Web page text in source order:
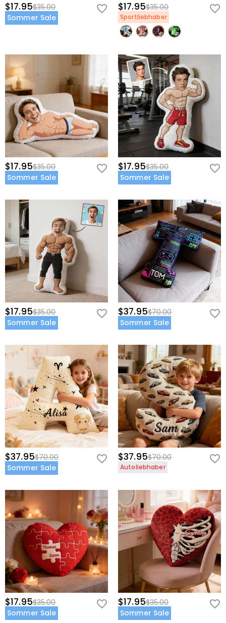
$17.95$35.00
Sommer Sale
$17.95$35.00
Sportliebhaber
$17.95$35.00
Sommer Sale
$17.95$35.00
Sommer Sale
$17.95$35.00
Sommer Sale
$37.95$70.00
Sommer Sale
$37.95$70.00
Sommer Sale
$37.95$70.00
Autoliebhaber
$17.95$35.00
Sommer Sale
$17.95$35.00
Sommer Sale